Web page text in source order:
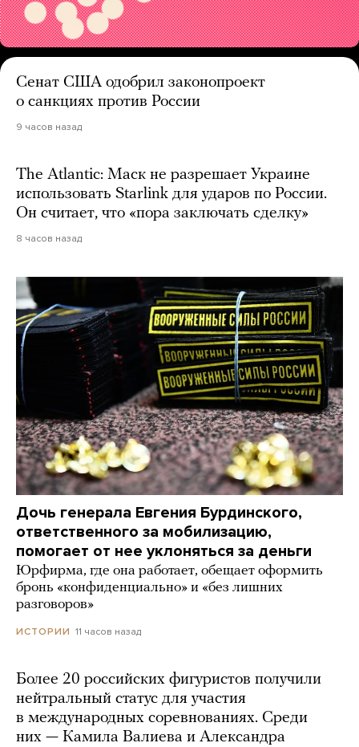
Сенат США одобрил законопроект
о санкциях против России
9 часов назад
The Atlantic: Маск не разрешает Украине
использовать Starlink для ударов по России.
Он считает, что «пора заключать сделку»
8 часов назад
Дочь генерала Евгения Бурдинского,
ответственного за мобилизацию,
помогает от нее уклоняться за деньги
Юрфирма, где она работает, обещает оформить
бронь «конфиденциально» и «без лишних
разговоров»
ИСТОРИИ 11 часов назад
Более 20 российских фигуристов получили
нейтральный статус для участия
в международных соревнованиях. Среди
них — Камила Валиева и Александра